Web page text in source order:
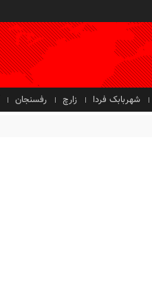
شهربابک فردا زارچ رفسنجان